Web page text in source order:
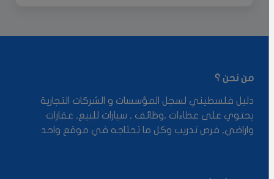
من نحن ؟
دليل فلسطيني لسجل المؤسسات و الشركات التجارية
يحتوي على عطاءات ,وظائف , سيارات للبيع, عقارات
واراضي, فرص تدريب وكل ما تحتاجه في موقع واحد